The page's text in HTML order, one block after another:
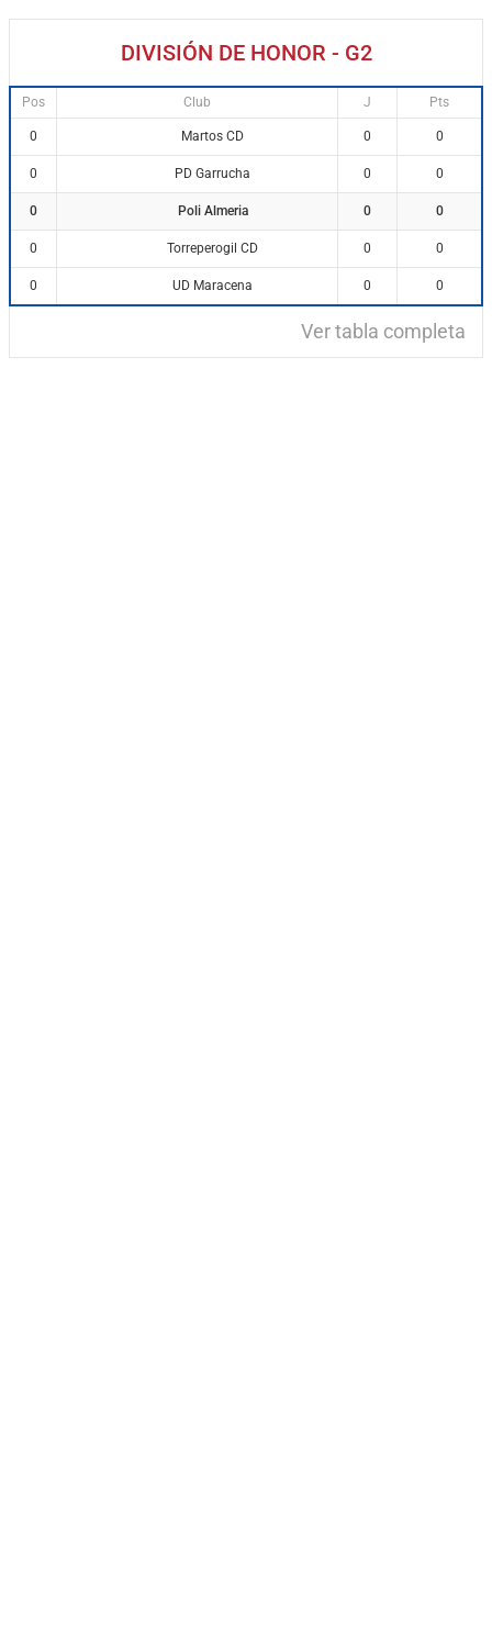
DIVISIÓN DE HONOR - G2
Pos Club J Pts
0 Martos CD 0 0
0 PD Garrucha 0 0
0 Poli Almeria 0 0
0 Torreperogil CD 0 0
0 UD Maracena 0 0
Ver tabla completa